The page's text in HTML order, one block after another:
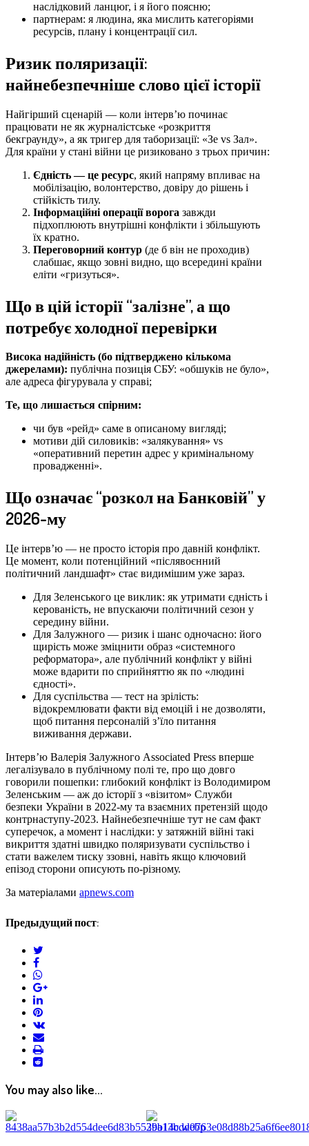
наслідковий ланцюг, і я його поясню;
партнерам: я людина, яка мислить категоріями
ресурсів, плану і концентрації сил.
Ризик поляризації:
найнебезпечніше слово цієї історії
Найгірший сценарій — коли інтерв’ю починає
працювати не як журналістське «розкриття
бекграунду», а як тригер для таборизації: «Зе vs Зал».
Для країни у стані війни це ризиковано з трьох причин:
Єдність — це ресурс, який напряму впливає на
мобілізацію, волонтерство, довіру до рішень і
стійкість тилу.
Інформаційні операції ворога завжди
підхоплюють внутрішні конфлікти і збільшують
їх кратно.
Переговорний контур (де б він не проходив)
слабшає, якщо зовні видно, що всередині країни
еліти «гризуться».
Що в цій історії “залізне”, а що
потребує холодної перевірки
Висока надійність (бо підтверджено кількома
джерелами): публічна позиція СБУ: «обшуків не було»,
але адреса фігурувала у справі;
Те, що лишається спірним:
чи був «рейд» саме в описаному вигляді;
мотиви дій силовиків: «залякування» vs
«оперативний перетин адрес у кримінальному
провадженні».
Що означає “розкол на Банковій” у
2026-му
Це інтерв’ю — не просто історія про давній конфлікт.
Це момент, коли потенційний «післявоєнний
політичний ландшафт» стає видимішим уже зараз.
Для Зеленського це виклик: як утримати єдність і
керованість, не впускаючи політичний сезон у
середину війни.
Для Залужного — ризик і шанс одночасно: його
щирість може зміцнити образ «системного
реформатора», але публічний конфлікт у війні
може вдарити по сприйняттю як по «людині
єдності».
Для суспільства — тест на зрілість:
відокремлювати факти від емоцій і не дозволяти,
щоб питання персоналій з’їло питання
виживання держави.
Інтерв’ю Валерія Залужного Associated Press вперше
легалізувало в публічному полі те, про що довго
говорили пошепки: глибокий конфлікт із Володимиром
Зеленським — аж до історії з «візитом» Служби
безпеки України в 2022-му та взаємних претензій щодо
контрнаступу-2023. Найнебезпечніше тут не сам факт
суперечок, а момент і наслідки: у затяжній війні такі
викриття здатні швидко поляризувати суспільство і
стати важелем тиску ззовні, навіть якщо ключовий
епізод сторони описують по-різному.
За матеріалами apnews.com
Предыдущий пост:
facebook
google+
linkedin
pinterest
vkontakte
email
print
reddit
reddit
You may also like...